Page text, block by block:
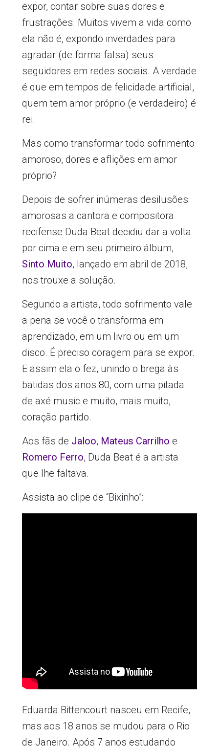
expor, contar sobre suas dores e
frustrações. Muitos vivem a vida como
ela não é, expondo inverdades para
agradar (de forma falsa) seus
seguidores em redes sociais. A verdade
é que em tempos de felicidade artificial,
quem tem amor próprio (e verdadeiro) é
rei.
Mas como transformar todo sofrimento
amoroso, dores e aflições em amor
próprio?
Depois de sofrer inúmeras desilusões
amorosas a cantora e compositora
recifense Duda Beat decidiu dar a volta
por cima e em seu primeiro álbum,
Sinto Muito, lançado em abril de 2018,
nos trouxe a solução.
Segundo a artista, todo sofrimento vale
a pena se você o transforma em
aprendizado, em um livro ou em um
disco. É preciso coragem para se expor.
E assim ela o fez, unindo o brega às
batidas dos anos 80, com uma pitada
de axé music e muito, mais muito,
coração partido.
Aos fãs de Jaloo, Mateus Carrilho e
Romero Ferro, Duda Beat é a artista
que lhe faltava.
Assista ao clipe de “Bixinho”:
Eduarda Bittencourt nasceu em Recife,
mas aos 18 anos se mudou para o Rio
de Janeiro. Após 7 anos estudando